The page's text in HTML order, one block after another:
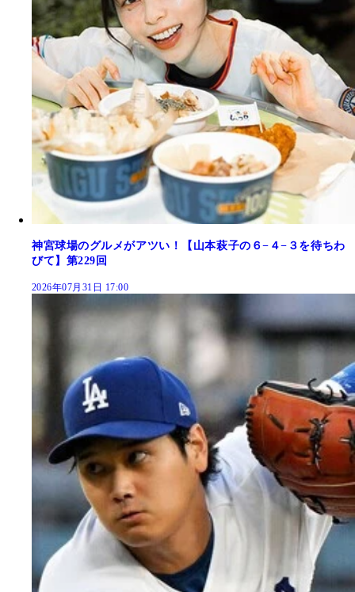
神宮球場のグルメがアツい！【山本萩子の６−４−３を待ちわ
びて】第229回
2026年07月31日 17:00